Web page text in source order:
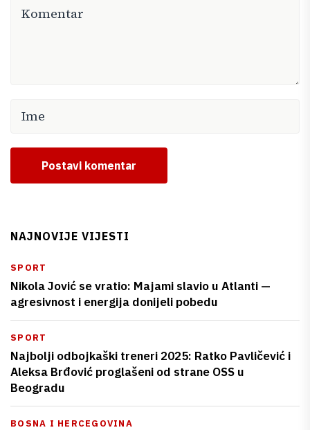
Postavi komentar
NAJNOVIJE VIJESTI
SPORT
Nikola Jović se vratio: Majami slavio u Atlanti —
agresivnost i energija donijeli pobedu
SPORT
Najbolji odbojkaški treneri 2025: Ratko Pavličević i
Aleksa Brđović proglašeni od strane OSS u
Beogradu
BOSNA I HERCEGOVINA